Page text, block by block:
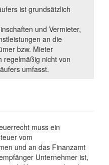
ist grundsätzlich
und Vermieter,
an die
bzw. Mieter
regelmäßig nicht von
umfasst.
muss ein
vom
und an das Finanzamt
Unternehmer ist,